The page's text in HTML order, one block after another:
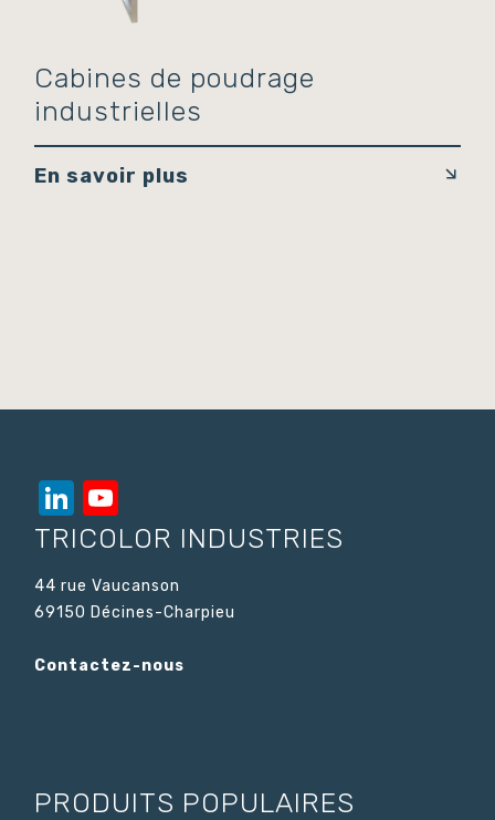
Cabines de poudrage
industrielles
En savoir plus
LinkedIn
Channel
TRICOLOR INDUSTRIES
44 rue Vaucanson
69150 Décines-Charpieu
Contactez-nous
PRODUITS POPULAIRES